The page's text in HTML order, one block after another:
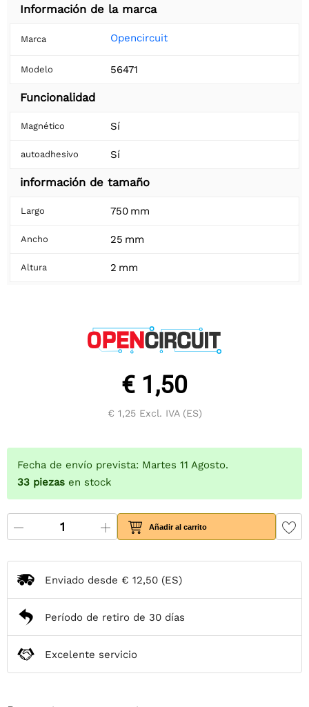
Información de la marca
Marca Opencircuit
Modelo 56471
Funcionalidad
Magnético Sí
autoadhesivo Sí
información de tamaño
Largo 750 mm
Ancho 25 mm
Altura 2 mm
€ 1,50
€ 1,25Excl. IVA (ES)
Fecha de envío prevista: Martes 11 Agosto.
33 piezas en stock
Añadir al carrito
Enviado desde € 12,50 (ES)
Período de retiro de 30 días
Excelente servicio